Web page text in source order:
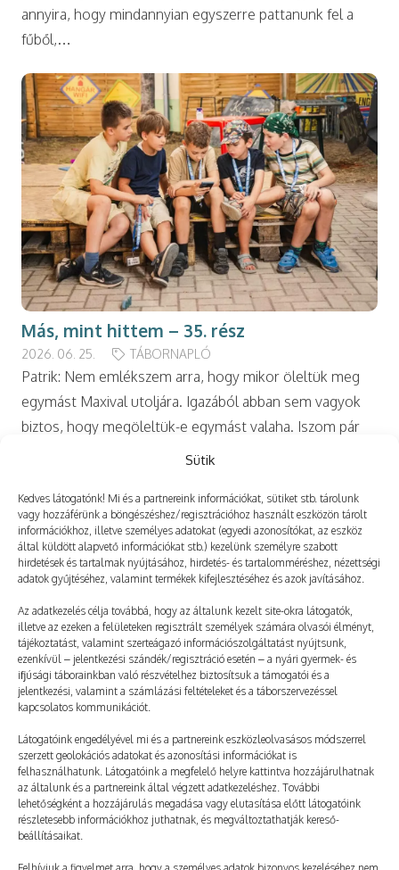
Sütik
Kedves látogatónk! Mi és a partnereink információkat, sütiket stb. tárolunk
vagy hozzáférünk a böngészéshez/regisztrációhoz használt eszközön tárolt
információkhoz, illetve személyes adatokat (egyedi azonosítókat, az eszköz
által küldött alapvető információkat stb.) kezelünk személyre szabott
hirdetések és tartalmak nyújtásához, hirdetés- és tartalomméréshez, nézettségi
adatok gyűjtéséhez, valamint termékek kifejlesztéséhez és azok javításához.
Az adatkezelés célja továbbá, hogy az általunk kezelt site-okra látogatók,
illetve az ezeken a felületeken regisztrált személyek számára olvasói élményt,
tájékoztatást, valamint szerteágazó információszolgáltatást nyújtsunk,
ezenkívül – jelentkezési szándék/regisztráció esetén – a nyári gyermek- és
ifjúsági táborainkban való részvételhez biztosítsuk a támogatói és a
jelentkezési, valamint a számlázási feltételeket és a táborszervezéssel
kapcsolatos kommunikációt.
Látogatóink engedélyével mi és a partnereink eszközleolvasásos módszerrel
szerzett geolokációs adatokat és azonosítási információkat is
felhasználhatunk. Látogatóink a megfelelő helyre kattintva hozzájárulhatnak
az általunk és a partnereink által végzett adatkezeléshez. További
lehetőségként a hozzájárulás megadása vagy elutasítása előtt látogatóink
részletesebb információkhoz juthatnak, és megváltoztathatják kereső-
beállításaikat.
annyira, hogy mindannyian egyszerre pattanunk fel a
fűből,…
Más, mint hittem – 35. rész
2026. 06. 25. TÁBORNAPLÓ
Patrik: Nem emlékszem arra, hogy mikor öleltük meg
egymást Maxival utoljára. Igazából abban sem vagyok
biztos, hogy megöleltük-e egymást valaha. Iszom pár
kortyot a vízből, majd a homlokomhoz szorítom a…
A testvérem – 34. rész
2026. 06. 20. TÁBORNAPLÓ
Patrik: Maxi szemében őszinte aggodalmat látok, amiből
rögtön sejtem, hogy tényleg szarul nézhetek ki. – Nyugi
– suttogom rekedten –, megmaradok. A hangomtól
még idegesebb lesz. – Mi van veled?…